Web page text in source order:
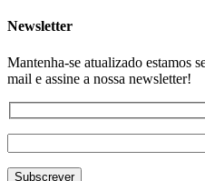
Newsletter
Mantenha-se atualizado estamos
mail e assine a nossa newsletter!